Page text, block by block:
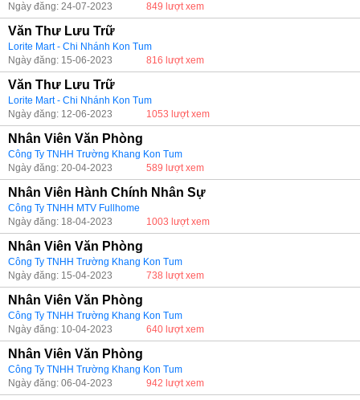
Ngày đăng: 24-07-2023
849 lượt xem
Văn Thư Lưu Trữ
Lorite Mart - Chi Nhánh Kon Tum
Ngày đăng: 15-06-2023
816 lượt xem
Văn Thư Lưu Trữ
Lorite Mart - Chi Nhánh Kon Tum
Ngày đăng: 12-06-2023
1053 lượt xem
Nhân Viên Văn Phòng
Công Ty TNHH Trường Khang Kon Tum
Ngày đăng: 20-04-2023
589 lượt xem
Nhân Viên Hành Chính Nhân Sự
Công Ty TNHH MTV Fullhome
Ngày đăng: 18-04-2023
1003 lượt xem
Nhân Viên Văn Phòng
Công Ty TNHH Trường Khang Kon Tum
Ngày đăng: 15-04-2023
738 lượt xem
Nhân Viên Văn Phòng
Công Ty TNHH Trường Khang Kon Tum
Ngày đăng: 10-04-2023
640 lượt xem
Nhân Viên Văn Phòng
Công Ty TNHH Trường Khang Kon Tum
Ngày đăng: 06-04-2023
942 lượt xem